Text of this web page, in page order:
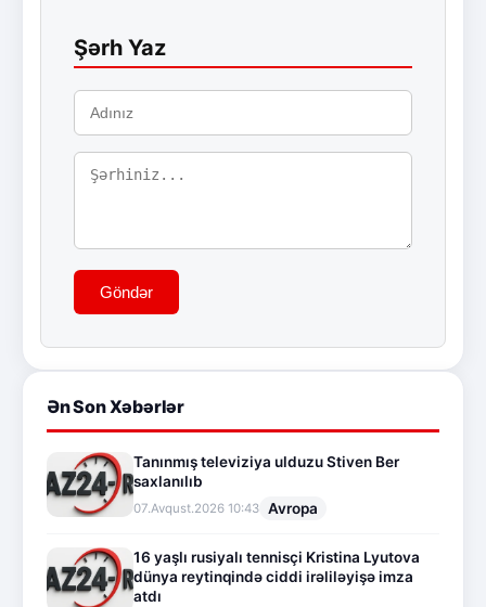
Şərh Yaz
Göndər
Ən Son Xəbərlər
Tanınmış televiziya ulduzu Stiven Ber
saxlanılıb
07.Avqust.2026 10:43 Avropa
16 yaşlı rusiyalı tennisçi Kristina Lyutova
dünya reytinqində ciddi irəliləyişə imza
atdı